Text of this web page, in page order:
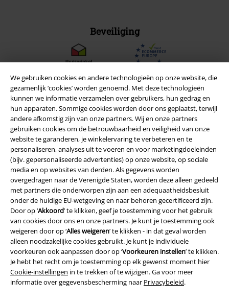
We gebruiken cookies en andere technologieën op onze website, die
gezamenlijk ‘cookies’ worden genoemd. Met deze technologieën
kunnen we informatie verzamelen over gebruikers, hun gedrag en
hun apparaten. Sommige cookies worden door ons geplaatst, terwijl
andere afkomstig zijn van onze partners. Wij en onze partners
gebruiken cookies om de betrouwbaarheid en veiligheid van onze
website te garanderen, je winkelervaring te verbeteren en te
personaliseren, analyses uit te voeren en voor marketingdoeleinden
(bijv. gepersonaliseerde advertenties) op onze website, op sociale
media en op websites van derden. Als gegevens worden
overgedragen naar de Verenigde Staten, worden deze alleen gedeeld
met partners die onderworpen zijn aan een adequaatheidsbesluit
onder de huidige EU-wetgeving en naar behoren gecertificeerd zijn.
Door op ‘Akkoord’ te klikken, geef je toestemming voor het gebruik
van cookies door ons en onze partners. Je kunt je toestemming ook
weigeren door op ‘Alles weigeren’ te klikken - in dat geval worden
alleen noodzakelijke cookies gebruikt. Je kunt je individuele
voorkeuren ook aanpassen door op ‘Voorkeuren instellen’ te klikken.
Je hebt het recht om je toestemming op elk gewenst moment hier
Cookie-instellingen in te trekken of te wijzigen. Ga voor meer
informatie over gegevensbescherming naar Privacybeleid.
Beveiliging
Legal
Algemene Voorwaarden
Bedrijfsgegevens
Privacyverklaring
Verklaring van conformiteit